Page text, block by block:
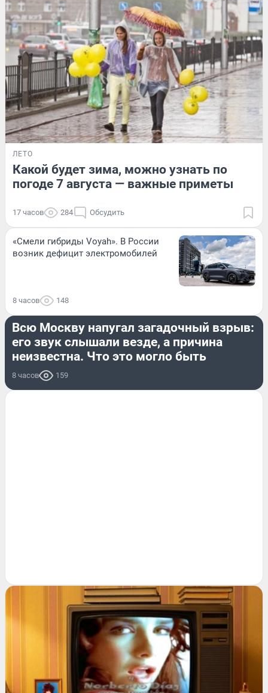
ЛЕТО
Какой будет зима, можно узнать по
погоде 7 августа — важные приметы
17 часов 284 Обсудить
«Смели гибриды Voyah». В России
возник дефицит электромобилей
8 часов 148
ПРОИСШЕСТВИЯ
Всю Москву напугал загадочный взрыв:
его звук слышали везде, а причина
неизвестна. Что это могло быть
8 часов 159